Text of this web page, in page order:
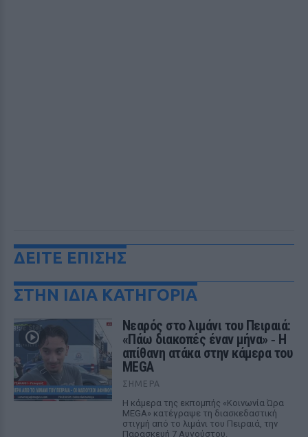
ΔΕΙΤΕ ΕΠΙΣΗΣ
ΣΤΗΝ ΙΔΙΑ ΚΑΤΗΓΟΡΙΑ
Νεαρός στο λιμάνι του Πειραιά:
«Πάω διακοπές έναν μήνα» ‑ Η
απίθανη ατάκα στην κάμερα του
MEGA
ΣΉΜΕΡΑ
Η κάμερα της εκπομπής «Κοινωνία Ώρα
MEGA» κατέγραψε τη διασκεδαστική
στιγμή από το λιμάνι του Πειραιά, την
Παρασκευή 7 Αυγούστου.